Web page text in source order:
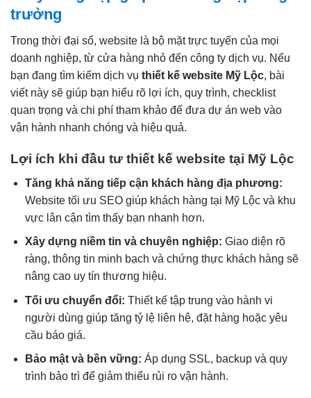
trưởng
Trong thời đại số, website là bộ mặt trực tuyến của mọi
doanh nghiệp, từ cửa hàng nhỏ đến công ty dịch vụ. Nếu
bạn đang tìm kiếm dịch vụ thiết kế website Mỹ Lộc, bài
viết này sẽ giúp bạn hiểu rõ lợi ích, quy trình, checklist
quan trọng và chi phí tham khảo để đưa dự án web vào
vận hành nhanh chóng và hiệu quả.
Lợi ích khi đầu tư thiết kế website tại Mỹ Lộc
Tăng khả năng tiếp cận khách hàng địa phương:
Website tối ưu SEO giúp khách hàng tại Mỹ Lộc và khu
vực lân cận tìm thấy bạn nhanh hơn.
Xây dựng niềm tin và chuyên nghiệp: Giao diện rõ
ràng, thông tin minh bạch và chứng thực khách hàng sẽ
nâng cao uy tín thương hiệu.
Tối ưu chuyển đổi: Thiết kế tập trung vào hành vi
người dùng giúp tăng tỷ lệ liên hệ, đặt hàng hoặc yêu
cầu báo giá.
Bảo mật và bền vững: Áp dụng SSL, backup và quy
trình bảo trì để giảm thiểu rủi ro vận hành.